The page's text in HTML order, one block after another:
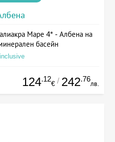
Маре 4* - Албена на
басейн
124.12
€ / 242.76
лв.